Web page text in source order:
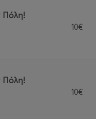
Πόλη!
10€
Πόλη!
10€